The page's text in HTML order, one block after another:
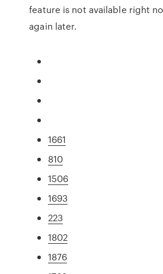
feature is not available right
again later.
1661
810
1506
1693
223
1802
1876